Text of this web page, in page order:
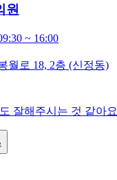
원
~ 16:00
월로 18, 2층 (신정동)
잘해주시는 것 같아요